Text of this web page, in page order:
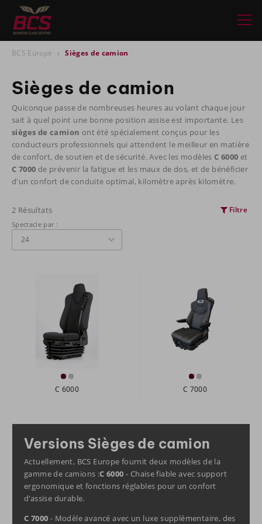
BCS Europe Sièges de camion
Sièges de camion
Quiconque passe de nombreuses heures au volant chaque jour
sait à quel point une bonne position assise est importante. Les
sièges de camion ont été spécialement conçus pour les
conducteurs professionnels qui attendent le meilleur en matière
de confort, de soutien et de sécurité. Avec les modèles C 6000 et
C 7000 de prévenir la fatigue et les maux de dos, et de bénéficier
d'un confort de conduite optimal, kilomètre après kilomètre.
2 Résultats
Filtre
Spectacle par :
C 6000 C 7000
Versions Sièges de camion
Actuellement, BCS Europe fournit deux modèles de la
gamme de camions :C 6000 - Chaise fiable avec support
ergonomique et fonctions réglables pour un confort
d'assise durable.
C 7000 - Modèle avancé avec un luxe supplémentaire, des